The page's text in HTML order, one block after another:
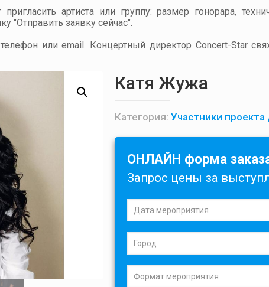
артиста или группу: размер гонорара,
"Отправить заявку сейчас".
или email. Концертный директор Concert-Star
Катя Жужа
Категория: Участники проекта
ОНЛАЙН форма
Запрос цены за